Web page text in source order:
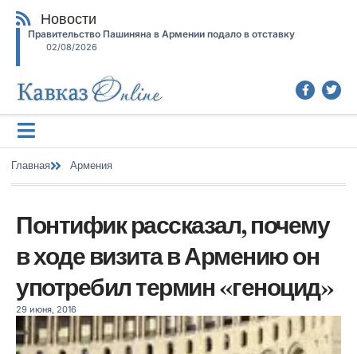
Новости
Правительство Пашиняна в Армении подало в отставку
02/08/2026
Главная Армения
Понтифик рассказал, почему
в ходе визита в Армению он
употребил термин «геноцид»
29 июня, 2016